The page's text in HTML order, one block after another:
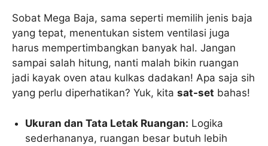
Sobat Mega Baja, sama seperti memilih jenis baja
yang tepat, menentukan sistem ventilasi juga
harus mempertimbangkan banyak hal. Jangan
sampai salah hitung, nanti malah bikin ruangan
jadi kayak oven atau kulkas dadakan! Apa saja sih
yang perlu diperhatikan? Yuk, kita sat-set bahas!
Ukuran dan Tata Letak Ruangan: Logika
sederhananya, ruangan besar butuh lebih